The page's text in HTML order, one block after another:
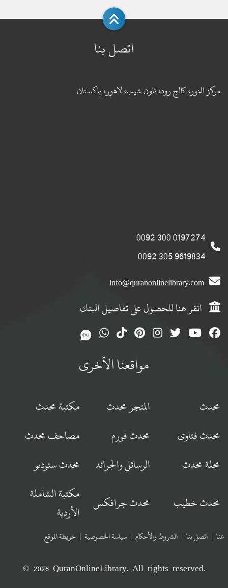
اتصل بنا
مركز النور، كالج رود، تاون شيب، لاهور، باكستان
0197274 300 0092
9619834 305 0092
info@quranonlinelibrary.com
انقر هنا للحصول على تفاصيل البنك
مواقعنا الأخرى
محدث المتجر محدث
مكتبة محدث
محدث فتاوى
محدث فورم
مصاحف محدث
مجلة محدث
الرسائل والجرائد محدث ستوديو
محدث خطيب محدث جرافكس
مكتبة الشاملة
الأردية
© 2026 QuranOnlineLibrary. All rights reserved.
عنا | اتصل بنا | الشروط والأحكام | سياسة الخصوصية | خريطة الموقع